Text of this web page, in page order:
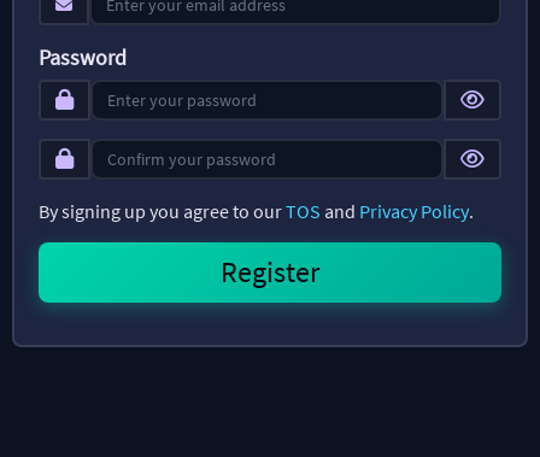
Password
By signing up you agree to ourTOS and Privacy Policy.